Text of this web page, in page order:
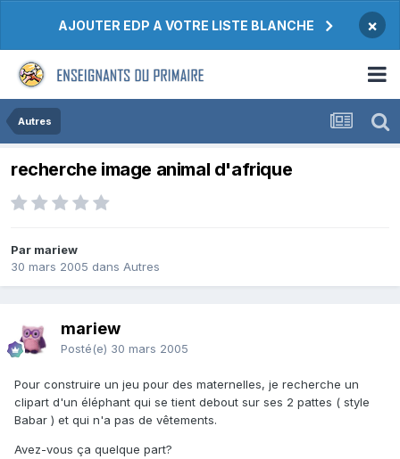
AJOUTER EDP A VOTRE LISTE BLANCHE ×
Autres
recherche image animal d'afrique
Par mariew
30 mars 2005 dans Autres
mariew
Posté(e) 30 mars 2005
Pour construire un jeu pour des maternelles, je recherche un
clipart d'un éléphant qui se tient debout sur ses 2 pattes ( style
Babar ) et qui n'a pas de vêtements.
Avez-vous ça quelque part?